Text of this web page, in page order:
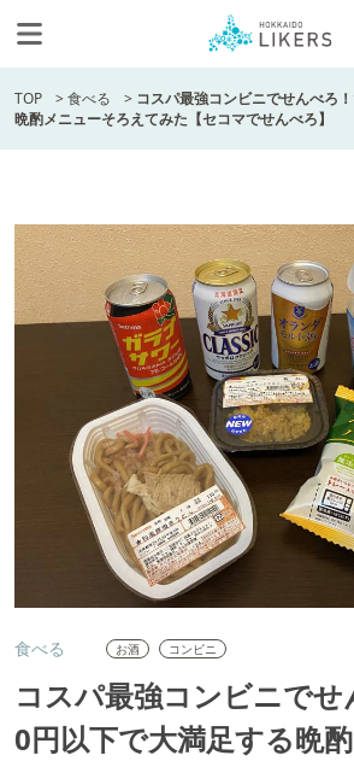
TOP >食べる > コスパ最強コンビニでせんべろ
晩酌メニューそろえてみた【セコマでせんべろ】
食べる お酒 コンビニ
コスパ最強コンビニで
0円以下で大満足する晩